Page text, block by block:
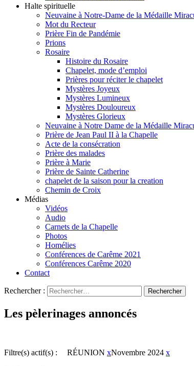
Halte spirituelle
Neuvaine à Notre-Dame de la Médaille
Mot du Recteur
Prière Fin de Pandémie
Prions
Rosaire
Histoire du Rosaire
Chapelet, mode d’emploi
Prières pour réciter le chapelet
Mystères Joyeux
Mystères Lumineux
Mystères Douloureux
Mystères Glorieux
Neuvaine à Notre Dame de la Médaille
Prière de Jean Paul II à la Chapelle
Acte de la consécration
Prière des malades
Prière à Marie
Prière de Sainte Catherine
chapelet de la saison pour la creation
Chemin de Croix
Médias
Vidéos
Audio
Carnets de la Chapelle
Photos
Homélies
Conférences de Carême 2021
Conférences Carême 2020
Contact
Rechercher :
Les pèlerinages annoncés
Filtre(s) actif(s) : RÉUNION xNovembre 2024 x